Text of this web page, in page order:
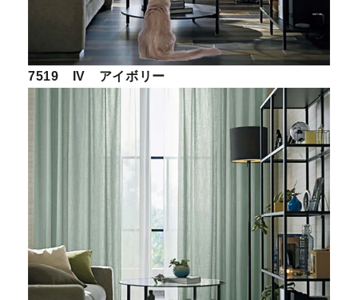
7519 IV アイボリー